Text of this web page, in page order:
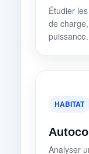
Étudier
de
puissance.
HABITAT
Analyser